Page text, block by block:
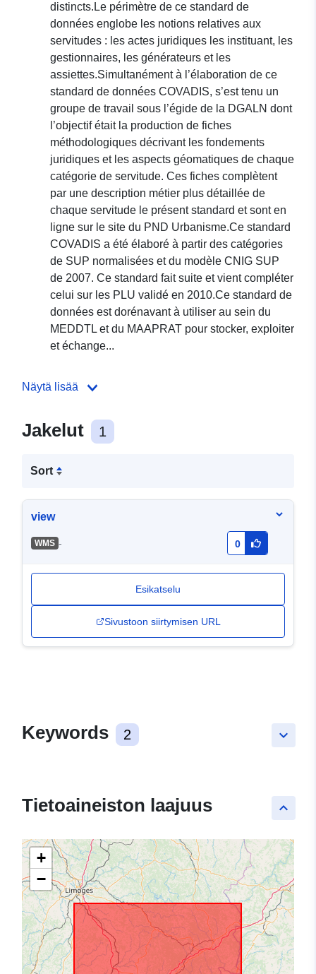
distincts.Le périmètre de ce standard de
données englobe les notions relatives aux
servitudes : les actes juridiques les instituant, les
gestionnaires, les générateurs et les
assiettes.Simultanément à l’élaboration de ce
standard de données COVADIS, s’est tenu un
groupe de travail sous l’égide de la DGALN dont
l’objectif était la production de fiches
méthodologiques décrivant les fondements
juridiques et les aspects géomatiques de chaque
catégorie de servitude. Ces fiches complètent
par une description métier plus détaillée de
chaque servitude le présent standard et sont en
ligne sur le site du PND Urbanisme.Ce standard
COVADIS a été élaboré à partir des catégories
de SUP normalisées et du modèle CNIG SUP
de 2007. Ce standard fait suite et vient compléter
celui sur les PLU validé en 2010.Ce standard de
données est dorénavant à utiliser au sein du
MEDDTL et du MAAPRAT pour stocker, exploiter
et échange...
Näytä lisää
Jakelut 1
Sort
view
WMS - 0
Esikatselu
Sivustoon siirtymisen URL
keyboard_arrow_down
Keywords 2
keyboard_arrow_up
Tietoaineiston laajuus
+
−